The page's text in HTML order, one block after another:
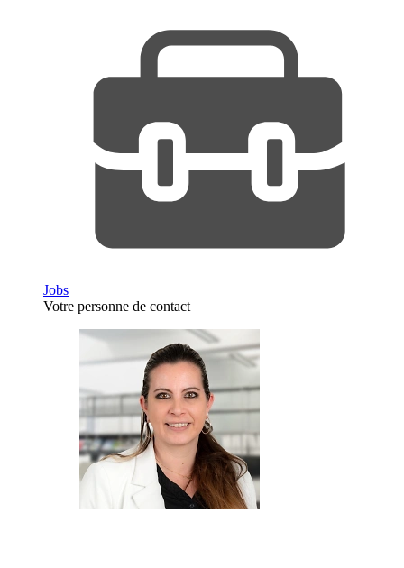
Jobs
Votre personne de contact